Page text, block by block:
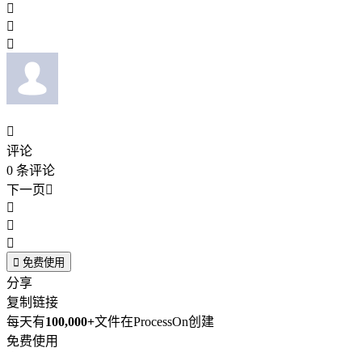




评论
0 条评论
下一页



 免费使用
分享
复制链接
每天有100,000+文件在ProcessOn创建
免费使用